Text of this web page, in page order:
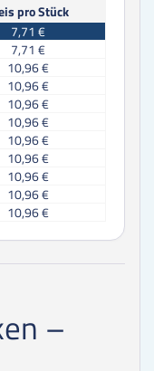
pro Stück
7,71 €
7,71 €
10,96 €
10,96 €
10,96 €
10,96 €
10,96 €
10,96 €
10,96 €
10,96 €
10,96 €
–